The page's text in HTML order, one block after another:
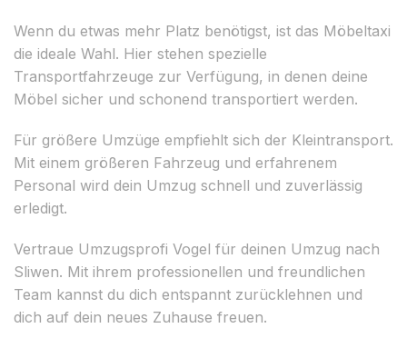
Wenn du etwas mehr Platz benötigst, ist das Möbeltaxi
die ideale Wahl. Hier stehen spezielle
Transportfahrzeuge zur Verfügung, in denen deine
Möbel sicher und schonend transportiert werden.
Für größere Umzüge empfiehlt sich der Kleintransport.
Mit einem größeren Fahrzeug und erfahrenem
Personal wird dein Umzug schnell und zuverlässig
erledigt.
Vertraue Umzugsprofi Vogel für deinen Umzug nach
Sliwen. Mit ihrem professionellen und freundlichen
Team kannst du dich entspannt zurücklehnen und
dich auf dein neues Zuhause freuen.